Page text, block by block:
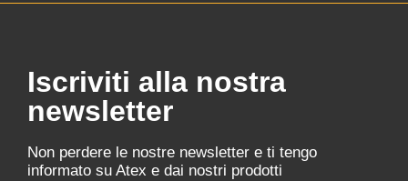
Iscriviti alla nostra
newsletter
Non perdere le nostre newsletter e ti tengo
informato su Atex e dai nostri prodotti